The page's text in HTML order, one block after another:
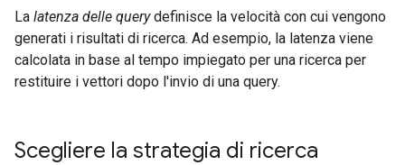
La latenza delle querydefinisce la velocità con cui vengono
generati i risultati di ricerca. Ad esempio, la latenza viene
calcolata in base al tempo impiegato per una ricerca per
restituire i vettori dopo l'invio di una query.
Scegliere la strategia di ricerca